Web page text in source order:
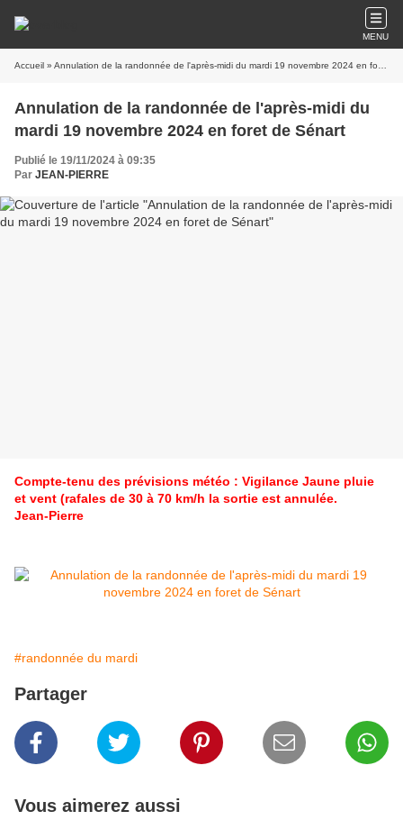
MENU
Accueil » Annulation de la randonnée de l'après-midi du mardi 19 novembre 2024 en foret de Sénart
Annulation de la randonnée de l'après-midi du
mardi 19 novembre 2024 en foret de Sénart
Publié le 19/11/2024 à 09:35
Par JEAN-PIERRE
Compte-tenu des prévisions météo : Vigilance Jaune pluie
et vent (rafales de 30 à 70 km/h la sortie est annulée.
Jean-Pierre
#randonnée du mardi
Partager
Vous aimerez aussi